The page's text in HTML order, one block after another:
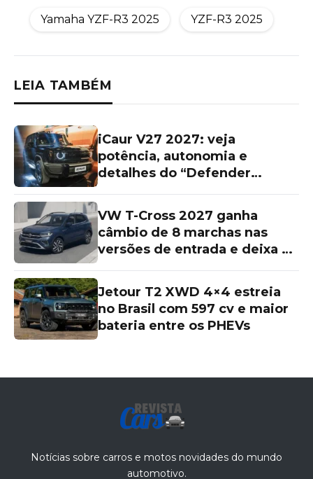
Yamaha YZF-R3 2025 YZF-R3 2025
LEIA TAMBÉM
iCaur V27 2027: veja
potência, autonomia e
detalhes do “Defender
VW T-Cross 2027 ganha
câmbio de 8 marchas nas
versões de entrada e deixa as
Jetour T2 XWD 4×4 estreia
no Brasil com 597 cv e maior
bateria entre os PHEVs
Notícias sobre carros e motos novidades do mundo
automotivo.